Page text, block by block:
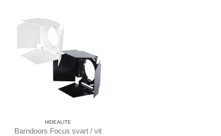
HIDEALITE
Barndoors Focus svart / vit